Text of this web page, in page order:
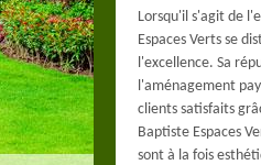
Lorsqu'il s'agit de
Espaces Verts se
l'excellence. Sa
l'aménagement
clients satisfaits
Baptiste Espaces
sont à la fois